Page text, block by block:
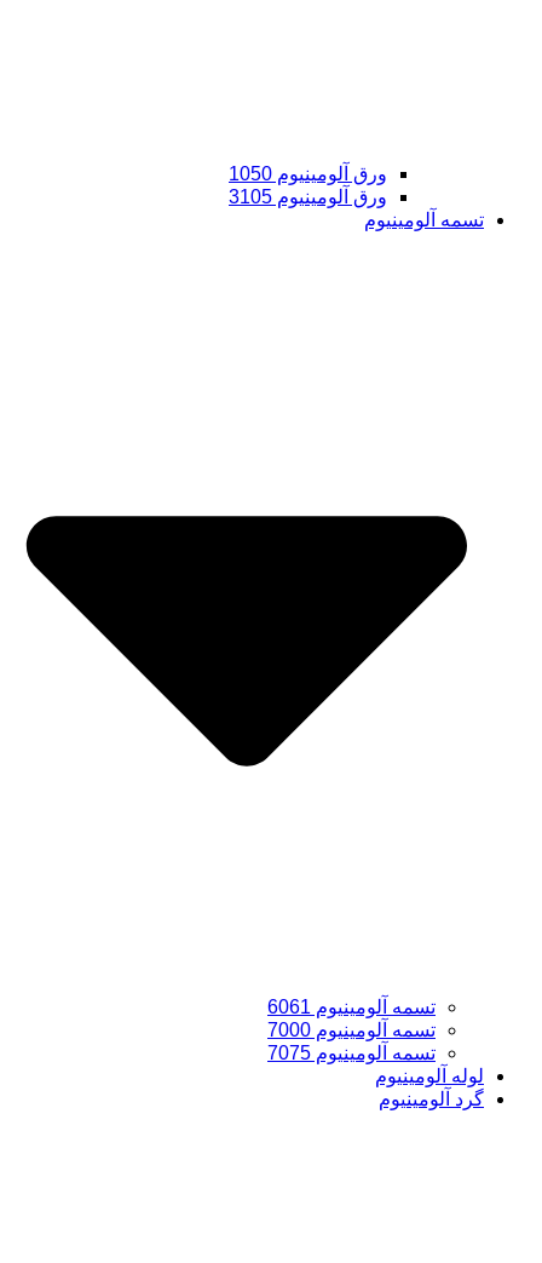
ورق آلومینیوم 1050
ورق آلومینیوم 3105
تسمه آلومینیوم
تسمه آلومینیوم 6061
تسمه آلومینیوم 7000
تسمه آلومینیوم 7075
لوله آلومینیوم
گرد آلومینیوم